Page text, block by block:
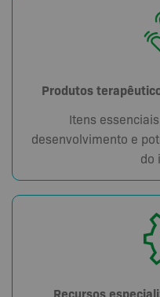
Produtos
Itens
desenvolvimento e
do
Recursos